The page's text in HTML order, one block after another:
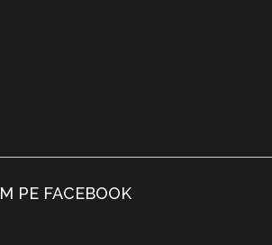
PE FACEBOOK